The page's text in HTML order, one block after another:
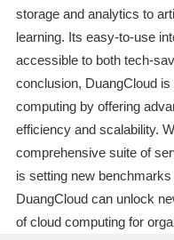
storage and analytics to
learning. Its easy-to-use
accessible to both tech-
conclusion, DuangCloud
computing by offering
efficiency and scalability.
comprehensive suite of
is setting new
DuangCloud can unlock
of cloud computing for